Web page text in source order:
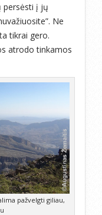
persėsti į jų
Ne
tikrai gero.
atrodo tinkamos
pažvelgti giliau,